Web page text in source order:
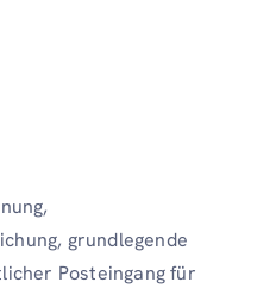
grundlegende
Posteingang für